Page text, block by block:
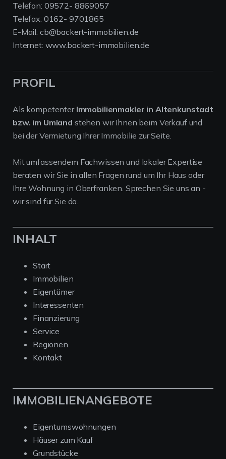
Telefon: 09572- 8869057
Telefax: 0162- 9701865
E-Mail: cb@backert-immobilien.de
Internet: www.backert-immobilien.de
PROFIL
Als kompetenter Immobilienmakler in Altenkunstadt
bzw. im Umland stehen wir Ihnen beim Verkauf und
bei der Vermietung Ihrer Immobilie zur Seite.
Mit umfassendem Fachwissen und lokaler Expertise
beraten wir Sie in allen Fragen rund um Ihr Haus oder
Ihre Wohnung in Oberfranken. Sprechen Sie uns an -
wir sind für Sie da.
INHALT
Start
Immobilien
Eigentümer
Interessenten
Finanzierung
Service
Regionen
Kontakt
IMMOBILIENANGEBOTE
Eigentumswohnungen
Häuser zum Kauf
Grundstücke